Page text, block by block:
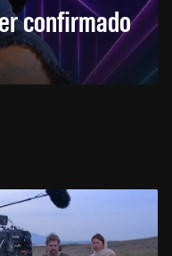
confirmado